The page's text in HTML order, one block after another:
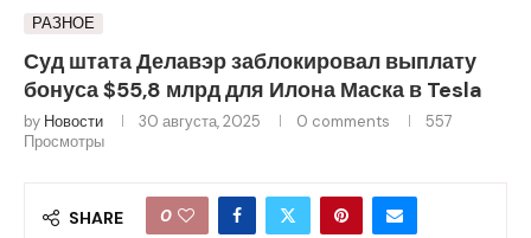
РАЗНОЕ
Суд штата Делавэр заблокировал выплату
бонуса $55,8 млрд для Илона Маска в Tesla
by Новости 30 августа, 2025 0 comments
557
Просмотры
SHARE 0